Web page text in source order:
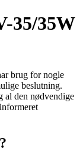
35/35W
brug for nogle
beslutning.
al den nødvendige